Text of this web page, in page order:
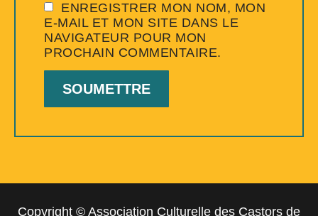
ENREGISTRER MON NOM, MON
E-MAIL ET MON SITE DANS LE
NAVIGATEUR POUR MON
PROCHAIN COMMENTAIRE.
Copyright © Association Culturelle des Castors de